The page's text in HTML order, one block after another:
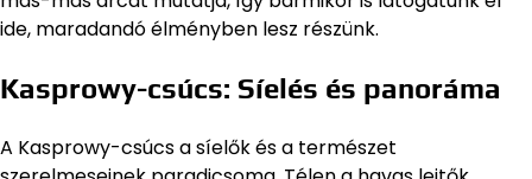
ide, maradandó élményben lesz részünk.
Kasprowy-csúcs: Síelés és panoráma
A Kasprowy-csúcs a síelők és a természet